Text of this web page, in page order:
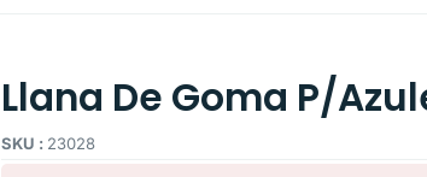
Llana De Goma P/
SKU : 23028